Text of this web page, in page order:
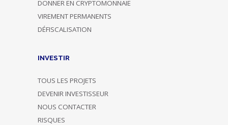
DONNER EN CRYPTOMONNAIE
VIREMENT PERMANENTS
DÉFISCALISATION
INVESTIR
TOUS LES PROJETS
DEVENIR INVESTISSEUR
NOUS CONTACTER
RISQUES